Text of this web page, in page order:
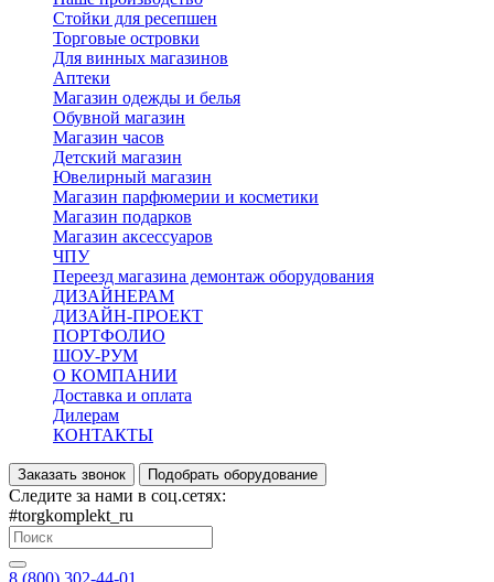
Стойки для ресепшен
Торговые островки
Для винных магазинов
Аптеки
Магазин одежды и белья
Обувной магазин
Магазин часов
Детский магазин
Ювелирный магазин
Магазин парфюмерии и косметики
Магазин подарков
Магазин аксессуаров
ЧПУ
Переезд магазина демонтаж оборудования
ДИЗАЙНЕРАМ
ДИЗАЙН-ПРОЕКТ
ПОРТФОЛИО
ШОУ-РУМ
О КОМПАНИИ
Доставка и оплата
Дилерам
КОНТАКТЫ
Заказать звонок Подобрать оборудование
Следите за нами в соц.сетях:
#torgkomplekt_ru
8 (800) 302-44-01